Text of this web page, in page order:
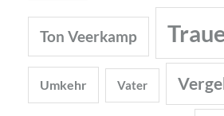
Ton Veerkamp
Umkehr Vater